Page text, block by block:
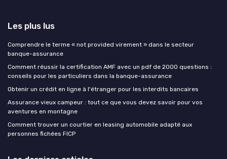
Les plus lus
Comprendre le terme « not provided virement » dans le secteur
banque-assurance
Comment réussir la certification AMF avec un pdf de 2000 questions :
conseils pour les particuliers dans la banque-assurance
Obtenir un crédit en ligne à l'étranger pour les interdits bancaires
Assurance vieux campeur : tout ce que vous devez savoir pour vos
aventures en montagne
Comment trouver un courtier en leasing automobile adapté aux
personnes fichées FICP